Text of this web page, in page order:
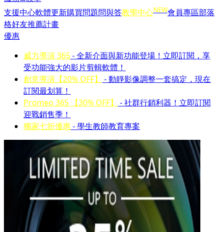
支援中心軟體更新購買問題問與答教學中心NEW會員專區部落
格好友推薦計畫
優惠
威力導演 365- 全新介面與新功能登場！立即訂閱，享
受功能強大的影片剪輯軟體！
創意導演【20% OFF】
- 動靜影像調整一套搞定，現在
訂閱最划算！
Promeo 365 【30% OFF】
- 社群行銷利器！立即訂閱
迎戰銷售季！
獨家七折優惠- 學生教師教育專案